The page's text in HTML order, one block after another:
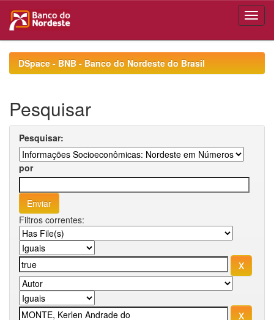
navigationDSpace - BNB - Banco do Nordeste do Brasil
Pesquisar
Pesquisar:
por
Filtros correntes: